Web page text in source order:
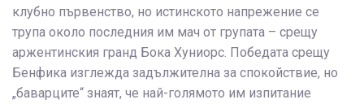
клубно първенство, но истинското напрежение се
трупа около последния им мач от групата – срещу
аржентинския гранд Бока Хуниорс. Победата срещу
Бенфика изглежда задължителна за спокойствие, но
„баварците“ знаят, че най-голямото им изпитание